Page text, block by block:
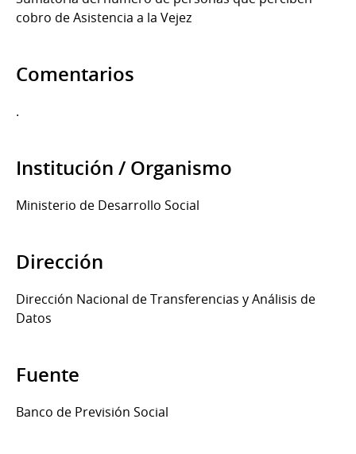
cobro de Asistencia a la Vejez
Comentarios
.
Institución / Organismo
Ministerio de Desarrollo Social
Dirección
Dirección Nacional de Transferencias y Análisis de
Datos
Fuente
Banco de Previsión Social